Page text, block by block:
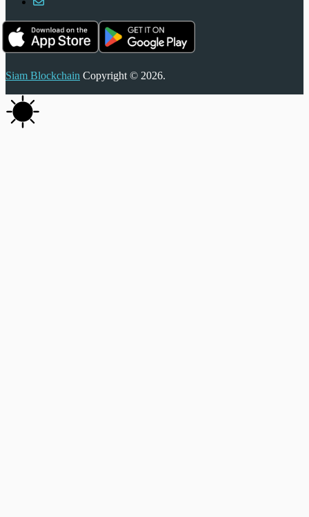
Siam Blockchain Copyright © 2026.